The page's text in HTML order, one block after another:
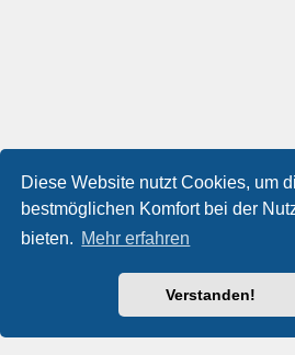
Diese Website nutzt Cookies, um
bestmöglichen Komfort bei der
bieten. Mehr erfahren
Verstanden!